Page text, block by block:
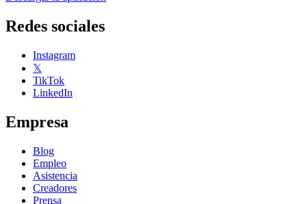
Redes sociales
Instagram
𝕏
TikTok
LinkedIn
Empresa
Blog
Empleo
Asistencia
Creadores
Prensa